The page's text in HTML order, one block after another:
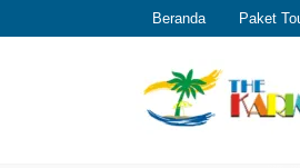
Beranda Paket